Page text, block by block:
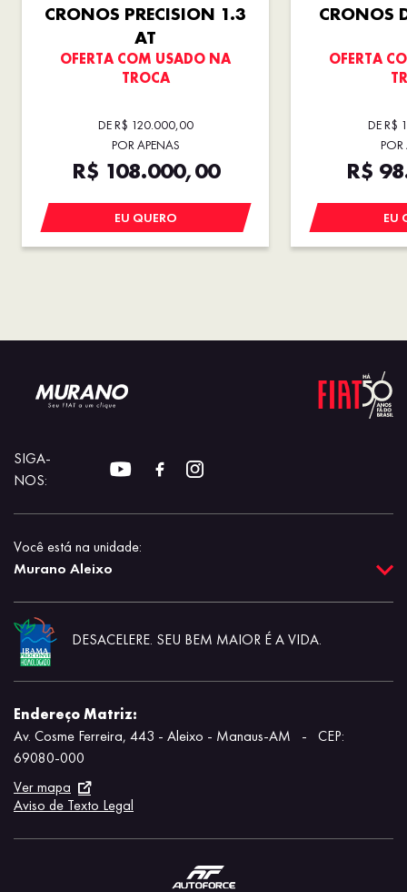
CRONOS PRECISION 1.3
AT
OFERTA COM USADO NA
TROCA
DE R$ 120.000,00
POR APENAS
R$ 108.000,00
EU QUERO
CRONOS
OFERTA
DE R$
POR
R$
EU
SIGA-
NOS:
Você está na unidade:
Murano Aleixo
DESACELERE. SEU BEM MAIOR É A VIDA.
Endereço Matriz:
Av. Cosme Ferreira, 443 - Aleixo - Manaus-AM
-
CEP:
69080-000
Ver mapa
Aviso de Texto Legal